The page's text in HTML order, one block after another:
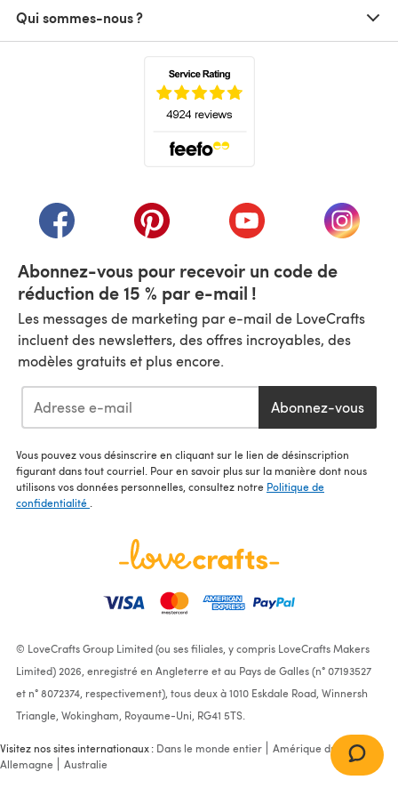
Qui sommes-nous ?
(s'ouvre dans un nouvel onglet)
(s'ouvre dans un nouvel onglet)
(s'ouvre dans un(s'ouvre
Abonnez-vous pour recevoir un code de
réduction de 15 % par e-mail !
Les messages de marketing par e-mail de LoveCrafts
incluent des newsletters, des offres incroyables, des
modèles gratuits et plus encore.
Abonnez-vous
Vous pouvez vous désinscrire en cliquant sur le lien de désinscription
figurant dans tout courriel. Pour en savoir plus sur la manière dont nous
utilisons vos données personnelles, consultez notre Politique de
confidentialité
© LoveCrafts Group Limited (ou ses filiales, y compris LoveCrafts Makers
Limited) 2026, enregistré en Angleterre et au Pays de Galles (n° 07193527
et n° 8072374, respectivement), tous deux à 1010 Eskdale Road, Winnersh
Triangle, Wokingham, Royaume-Uni, RG41 5TS.
Visitez nos sites internationaux : Dans le monde entier
Amérique du Nord
Allemagne
Australie